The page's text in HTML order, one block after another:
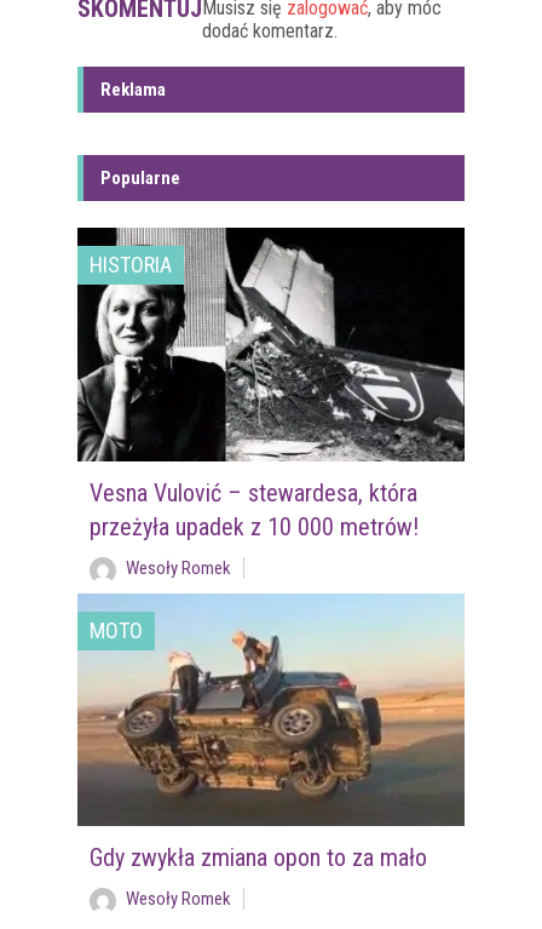
SKOMENTUJMusisz się zalogować, aby móc
dodać komentarz.
Reklama
Popularne
HISTORIA
Vesna Vulović – stewardesa, która
przeżyła upadek z 10 000 metrów!
Wesoły Romek
MOTO
Gdy zwykła zmiana opon to za mało
Wesoły Romek